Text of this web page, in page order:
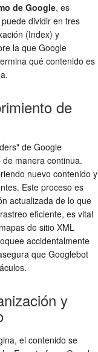
de Google, es
dividir en tres
(Index) y
la que Google
qué contenido es
de
de Google
manera continua.
nuevo contenido y
Este proceso es
actualizada de lo que
eficiente, es vital
de sitio XML
accidentalmente
que Googlebot
y
el contenido se